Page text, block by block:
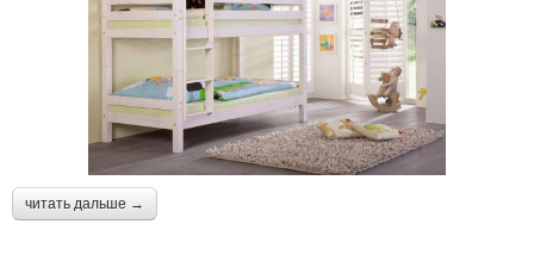
читать дальше →